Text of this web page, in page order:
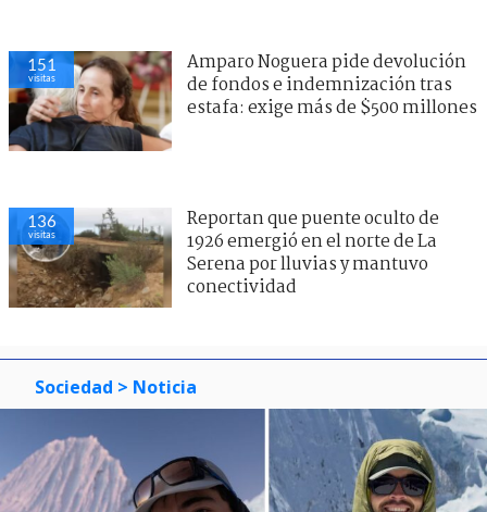
151
visitas
Amparo Noguera pide devolución
de fondos e indemnización tras
estafa: exige más de $500 millones
136
visitas
Reportan que puente oculto de
1926 emergió en el norte de La
Serena por lluvias y mantuvo
conectividad
Sociedad > Noticia